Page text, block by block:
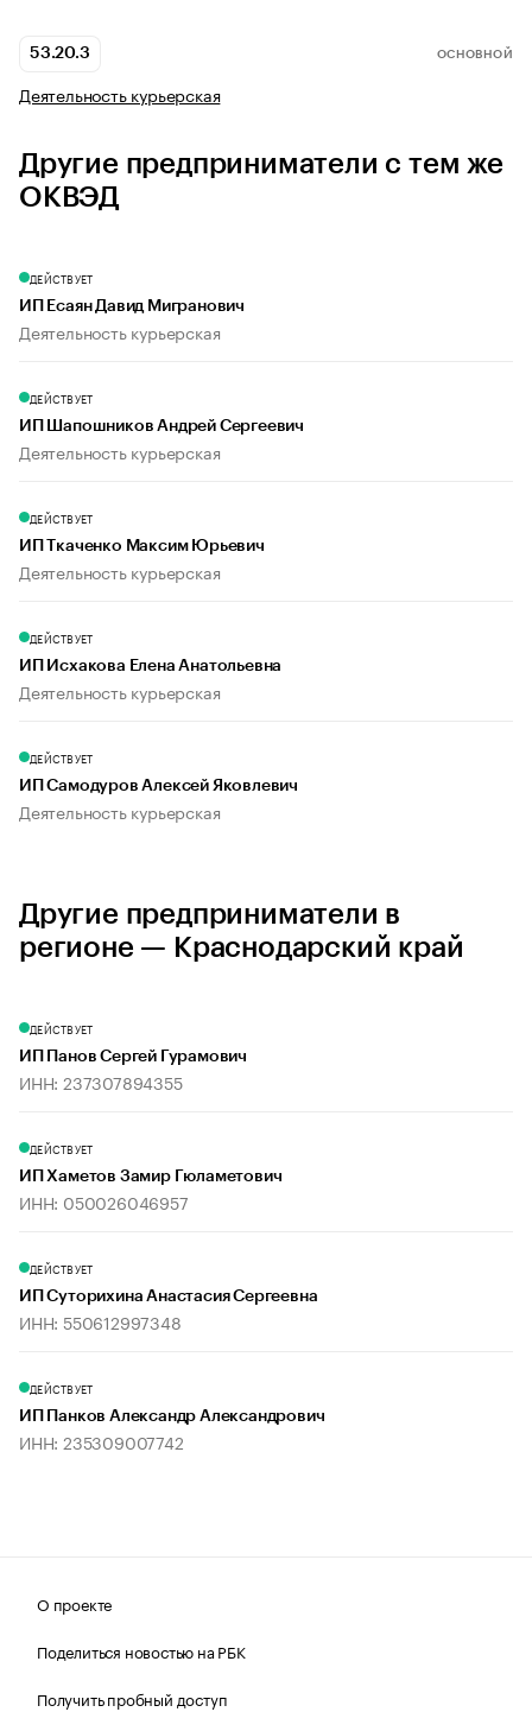
53.20.3 ОСНОВНОЙ
Деятельность курьерская
Другие предприниматели с тем же
ОКВЭД
ДЕЙСТВУЕТ
ИП Есаян Давид Мигранович
Деятельность курьерская
ДЕЙСТВУЕТ
ИП Шапошников Андрей Сергеевич
Деятельность курьерская
ДЕЙСТВУЕТ
ИП Ткаченко Максим Юрьевич
Деятельность курьерская
ДЕЙСТВУЕТ
ИП Исхакова Елена Анатольевна
Деятельность курьерская
ДЕЙСТВУЕТ
ИП Самодуров Алексей Яковлевич
Деятельность курьерская
Другие предприниматели в
регионе — Краснодарский край
ДЕЙСТВУЕТ
ИП Панов Сергей Гурамович
ИНН: 237307894355
ДЕЙСТВУЕТ
ИП Хаметов Замир Гюламетович
ИНН: 050026046957
ДЕЙСТВУЕТ
ИП Суторихина Анастасия Сергеевна
ИНН: 550612997348
ДЕЙСТВУЕТ
ИП Панков Александр Александрович
ИНН: 235309007742
О проекте
Поделиться новостью на РБК
Получить пробный доступ